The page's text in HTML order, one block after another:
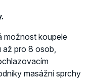
možnost koupele
až pro 8 osob,
masážní sprchy